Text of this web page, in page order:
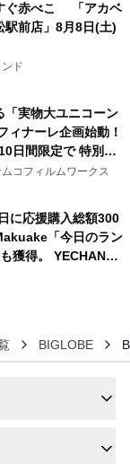
ぐ赤べこ 「アカベ
駅前店」8月8日(土)
ド
「実物大ユニコーン
ィナーレ企画始動！
日間限定で 特別映
Statue ―
―』を上映！
コフィルムワークス
に応援購入総額300
「今日のラン
獲得。 YECHAN音
第2弾の大型サイ
）を先行販売中
BIGLOBE